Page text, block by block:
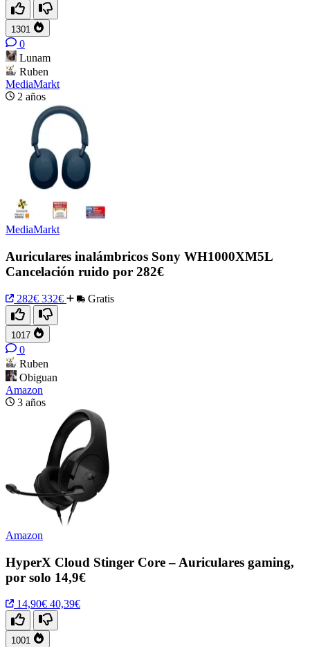
1301
0
Lunam
Ruben
MediaMarkt
2 años
MediaMarkt
Auriculares inalámbricos Sony WH1000XM5L
Cancelación ruido por 282€
282€ 332€ Gratis
1017
0
Ruben
Obiguan
Amazon
3 años
Amazon
HyperX Cloud Stinger Core – Auriculares gaming,
por solo 14,9€
14,90€ 40,39€
1001